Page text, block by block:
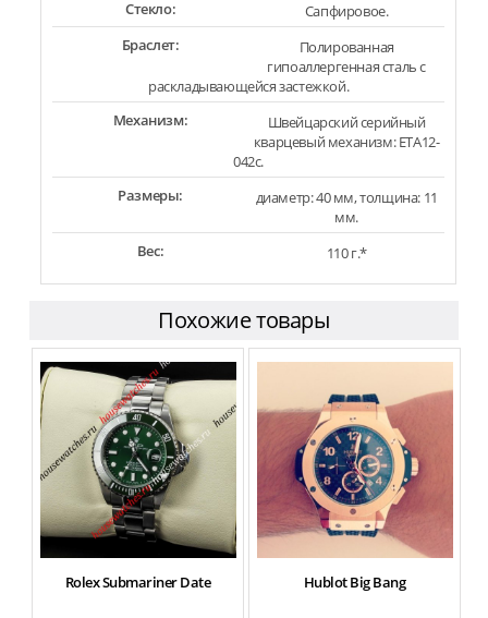
Стекло:
Сапфировое.
Браслет:
Полированная
гипоаллергенная сталь с
раскладывающейся застежкой.
Механизм:
Швейцарский серийный
кварцевый механизм: ETA12-
042c.
Размеры:
диаметр: 40 мм, толщина: 11
мм.
Вес:
110 г.*
Похожие товары
Rolex Submariner Date Hublot Big Bang